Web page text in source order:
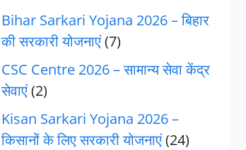
Bihar Sarkari Yojana 2026 – बिहार
की सरकारी योजनाएं(7)
CSC Centre 2026 – सामान्य सेवा केंद्र
सेवाएं(2)
Kisan Sarkari Yojana 2026 –
किसानों के लिए सरकारी योजनाएं(24)